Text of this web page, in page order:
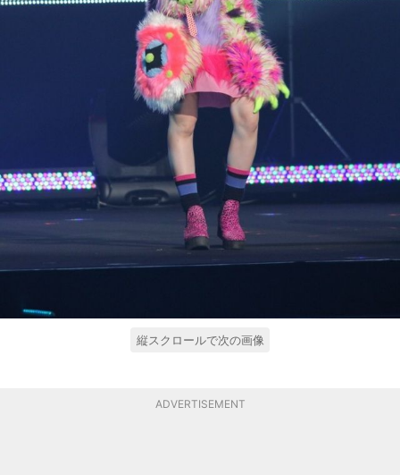
縦スクロールで次の画像
ADVERTISEMENT